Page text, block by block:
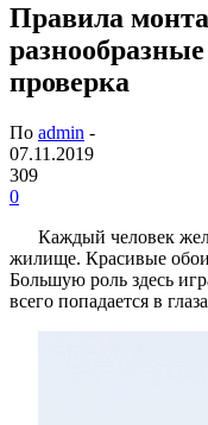
Правила
проверка
По admin -
07.11.2019
309
0
Каждый человек
жилище. Красивые
Большую роль здесь
всего попадается в